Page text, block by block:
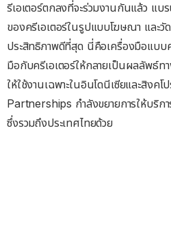
รีเอเตอร์ตกลงที่จะร่วมงานกันแล้ว แบ
ของครีเอเตอร์ในรูปแบบโฆษณา และวั
ประสิทธิภาพดีที่สุด นี่คือเครื่องมือแบบ
มือกับครีเอเตอร์ให้กลายเป็นผลลัพธ์ท
ให้ใช้งานเฉพาะในอินโดนีเซียและสิง
Partnerships กำลังขยายการให้บริก
ซึ่งรวมถึงประเทศไทยด้วย